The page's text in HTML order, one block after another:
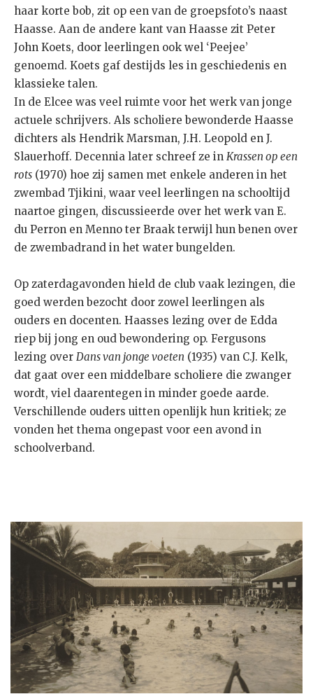
haar korte bob, zit op een van de groepsfoto’s naast
Haasse. Aan de andere kant van Haasse zit Peter
John Koets, door leerlingen ook wel ‘Peejee’
genoemd. Koets gaf destijds les in geschiedenis en
klassieke talen.
In de Elcee was veel ruimte voor het werk van jonge
actuele schrijvers. Als scholiere bewonderde Haasse
dichters als Hendrik Marsman, J.H. Leopold en J.
Slauerhoff. Decennia later schreef ze in Krassen op een
rots (1970) hoe zij samen met enkele anderen in het
zwembad Tjikini, waar veel leerlingen na schooltijd
naartoe gingen, discussieerde over het werk van E.
du Perron en Menno ter Braak terwijl hun benen over
de zwembadrand in het water bungelden.
Op zaterdagavonden hield de club vaak lezingen, die
goed werden bezocht door zowel leerlingen als
ouders en docenten. Haasses lezing over de Edda
riep bij jong en oud bewondering op. Fergusons
lezing over Dans van jonge voeten (1935) van C.J. Kelk,
dat gaat over een middelbare scholiere die zwanger
wordt, viel daarentegen in minder goede aarde.
Verschillende ouders uitten openlijk hun kritiek; ze
vonden het thema ongepast voor een avond in
schoolverband.